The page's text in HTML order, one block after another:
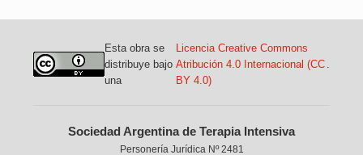
Esta obra se
distribuye bajo
una
Licencia Creative Commons
Atribución 4.0 Internacional (CC
BY 4.0)
Sociedad Argentina de Terapia Intensiva
Personería Jurídica Nº 2481